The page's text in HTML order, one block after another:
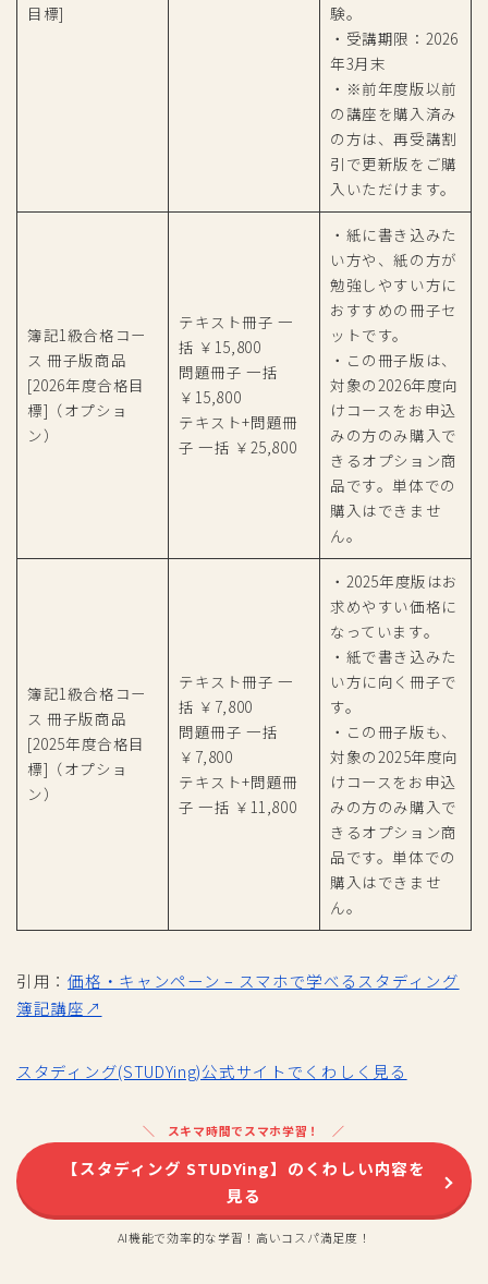
目標]
験。
・受講期限：2026
年3月末
・※前年度版以前
の講座を購入済み
の方は、再受講割
引で更新版をご購
入いただけます。
簿記1級合格コー
ス 冊子版商品
[2026年度合格目
標]（オプショ
ン）
テキスト冊子 一
括 ￥15,800
問題冊子 一括
￥15,800
テキスト+問題冊
子 一括 ￥25,800
・紙に書き込みた
い方や、紙の方が
勉強しやすい方に
おすすめの冊子セ
ットです。
・この冊子版は、
対象の2026年度向
けコースをお申込
みの方のみ購入で
きるオプション商
品です。単体での
購入はできませ
ん。
簿記1級合格コー
ス 冊子版商品
[2025年度合格目
標]（オプショ
ン）
テキスト冊子 一
括 ￥7,800
問題冊子 一括
￥7,800
テキスト+問題冊
子 一括 ￥11,800
・2025年度版はお
求めやすい価格に
なっています。
・紙で書き込みた
い方に向く冊子で
す。
・この冊子版も、
対象の2025年度向
けコースをお申込
みの方のみ購入で
きるオプション商
品です。単体での
購入はできませ
ん。
引用：価格・キャンペーン – スマホで学べるスタディング
簿記講座↗
スタディング(STUDYing)公式サイトでくわしく見る
スキマ時間でスマホ学習！
【スタディング STUDYing】のくわしい内容を
見る
AI機能で効率的な学習！高いコスパ満足度！